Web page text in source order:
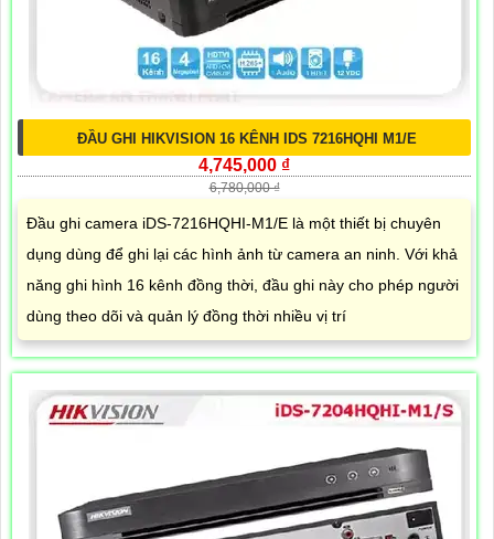
ĐẦU GHI HIKVISION 16 KÊNH IDS 7216HQHI M1/E
4,745,000 ₫
6,780,000 ₫
Đầu ghi camera iDS-7216HQHI-M1/E là một thiết bị chuyên
dụng dùng để ghi lại các hình ảnh từ camera an ninh. Với khả
năng ghi hình 16 kênh đồng thời, đầu ghi này cho phép người
dùng theo dõi và quản lý đồng thời nhiều vị trí